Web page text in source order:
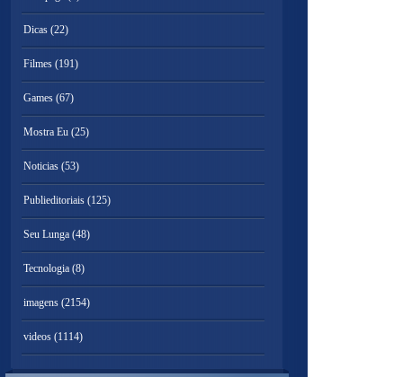
Dicas (22)
Filmes (191)
Games (67)
Mostra Eu (25)
Noticias (53)
Publieditoriais (125)
Seu Lunga (48)
Tecnologia (8)
imagens (2154)
videos (1114)